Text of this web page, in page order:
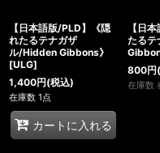
【日本語版/PLD】《隠
れたるテナガザ
ル/Hidden Gibbons》
[ULG]
1,400円(税込)
在庫数 1点
カートに入れる
【日
たる
800円
在庫数